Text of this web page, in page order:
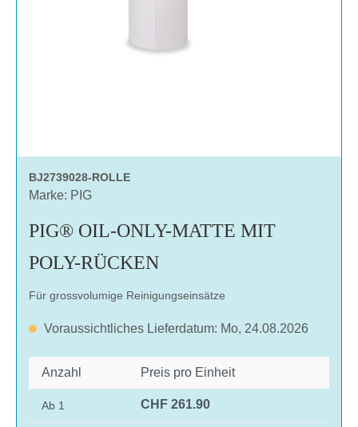
BJ2739028-ROLLE
Marke: PIG
PIG® OIL-ONLY-MATTE MIT
POLY-RÜCKEN
Für grossvolumige Reinigungseinsätze
Voraussichtliches Lieferdatum: Mo, 24.08.2026
Anzahl Preis pro Einheit
Ab 1 CHF 261.90